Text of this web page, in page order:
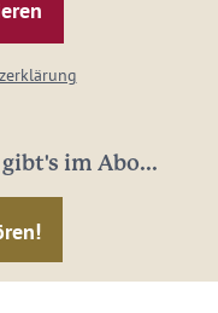
im Abo...